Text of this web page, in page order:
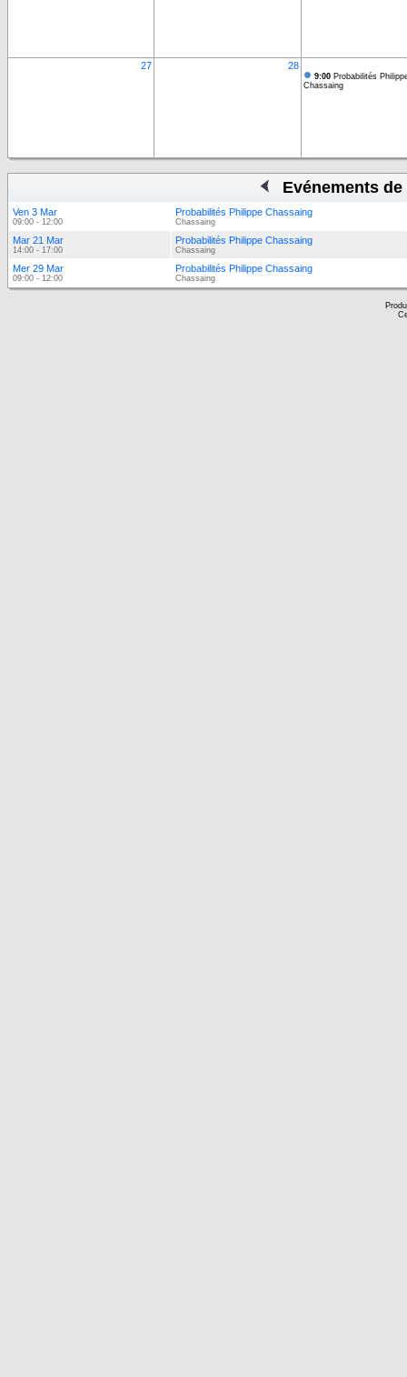
27 28
9:00 Probabilités
Chassaing
Evénements
Ven 3 Mar
09:00 - 12:00
Probabilités Philippe Chassaing
Chassaing
Mar 21 Mar
14:00 - 17:00
Probabilités Philippe Chassaing
Chassaing
Mer 29 Mar
09:00 - 12:00
Probabilités Philippe Chassaing
Chassaing